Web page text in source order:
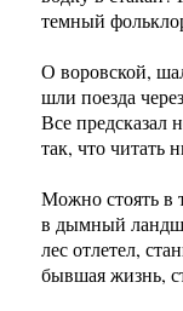
темный
О воровской,
шли поезда
Все предсказал
так, что читать
Можно стоять в
в дымный
лес отлетел,
бывшая жизнь,